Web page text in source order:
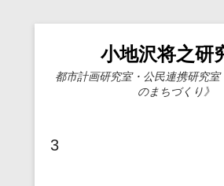
小地沢将之研
都市計画研究室・公民連携研究
のまちづくり》
3